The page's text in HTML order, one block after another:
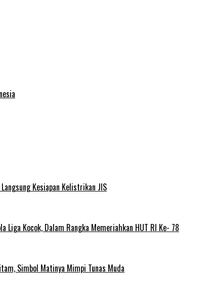
Langsung Kesiapan Kelistrikan JIS
Liga Kocok, Dalam Rangka Memeriahkan HUT RI Ke- 78
Simbol Matinya Mimpi Tunas Muda